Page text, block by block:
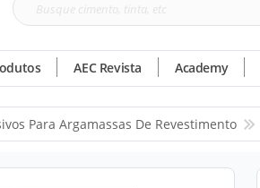
Busque
tinta,
etc
AEC Revista Academy
Para Argamassas De Revestimento